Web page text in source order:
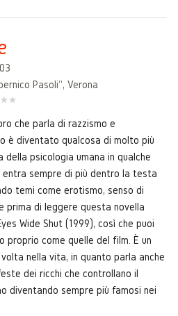
Pasoli", Verona
che parla di razzismo e
è diventato qualcosa di molto più
psicologia umana in qualche
sempre di più dentro la testa
temi come erotismo, senso di
prima di leggere questa novella
Wide Shut (1999), così che puoi
proprio come quelle del film. È un
nella vita, in quanto parla anche
dei ricchi che controllano il
diventando sempre più famosi nei